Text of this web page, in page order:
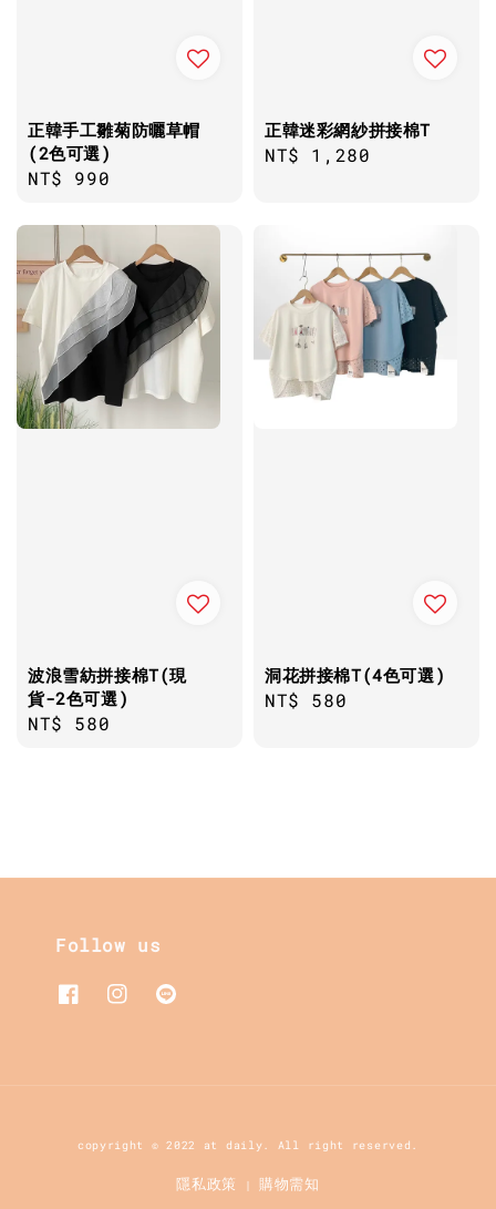
正韓手工雛菊防曬草帽
(2色可選)
Regular
NT$ 990
正韓迷彩網紗拼接棉T
Regular
NT$ 1,280
波浪雪紡拼接棉T(現
貨-2色可選)
Regular
NT$ 580
洞花拼接棉T(4色可選)
Regular
NT$ 580
Follow us
copyright © 2022 at daily. All right reserved.
隱私政策 |購物需知